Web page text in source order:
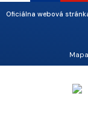
Oficiálna webová